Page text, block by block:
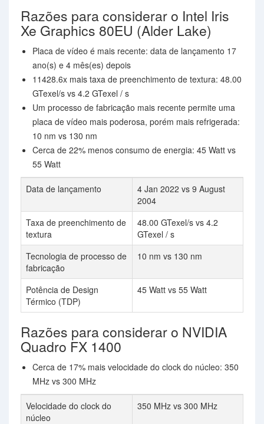
Razões para considerar o Intel Iris
Xe Graphics 80EU (Alder Lake)
Placa de vídeo é mais recente: data de lançamento 17
ano(s) e 4 mês(es) depois
11428.6x mais taxa de preenchimento de textura: 48.00
GTexel/s vs 4.2 GTexel / s
Um processo de fabricação mais recente permite uma
placa de vídeo mais poderosa, porém mais refrigerada:
10 nm vs 130 nm
Cerca de 22% menos consumo de energia: 45 Watt vs
55 Watt
Data de lançamento
4 Jan 2022 vs 9 August
2004
Taxa de preenchimento de
textura
48.00 GTexel/s vs 4.2
GTexel / s
Tecnologia de processo de
fabricação
10 nm vs 130 nm
Potência de Design
Térmico (TDP)
45 Watt vs 55 Watt
Razões para considerar o NVIDIA
Quadro FX 1400
Cerca de 17% mais velocidade do clock do núcleo: 350
MHz vs 300 MHz
Velocidade do clock do
núcleo
350 MHz vs 300 MHz